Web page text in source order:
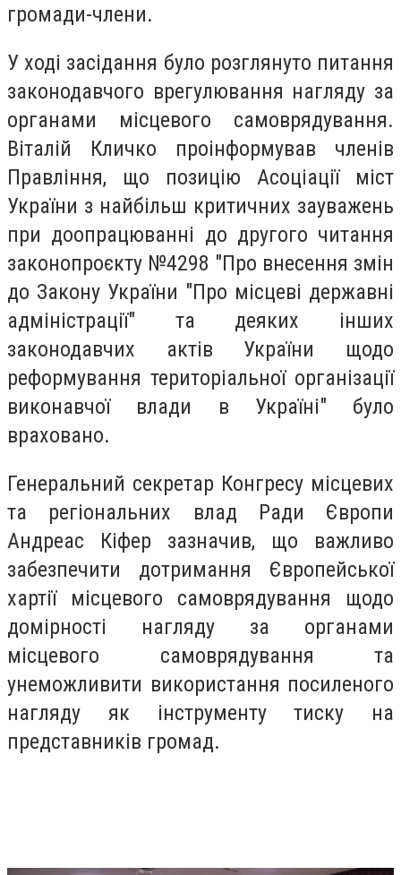
громади-члени.
У ході засідання було розглянуто питання
законодавчого врегулювання нагляду за
органами місцевого самоврядування.
Віталій Кличко проінформував членів
Правління, що позицію Асоціації міст
України з найбільш критичних зауважень
при доопрацюванні до другого читання
законопроєкту №4298 "Про внесення змін
до Закону України "Про місцеві державні
адміністрації" та деяких інших
законодавчих актів України щодо
реформування територіальної організації
виконавчої влади в Україні" було
враховано.
Генеральний секретар Конгресу місцевих
та регіональних влад Ради Європи
Андреас Кіфер зазначив, що важливо
забезпечити дотримання Європейської
хартії місцевого самоврядування щодо
домірності нагляду за органами
місцевого самоврядування та
унеможливити використання посиленого
нагляду як інструменту тиску на
представників громад.